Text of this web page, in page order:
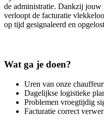
de administratie. Dankzij jouw
verloopt de facturatie
op tijd gesignaleerd en
Wat ga je doen?
Uren van onze
Dagelijkse logistieke
Problemen vroegtijdig
Facturatie correct